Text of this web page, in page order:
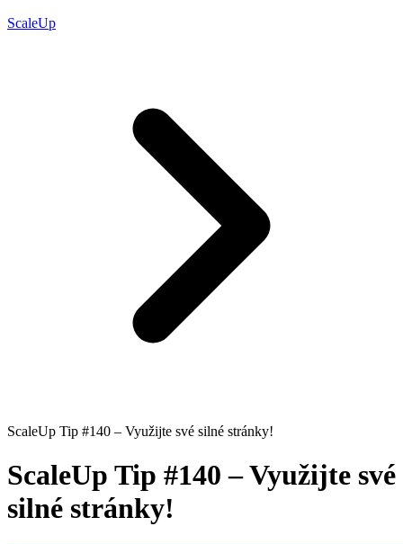
ScaleUp
ScaleUp Tip #140 – Využijte své silné stránky!
ScaleUp Tip #140 – Využijte své
silné stránky!